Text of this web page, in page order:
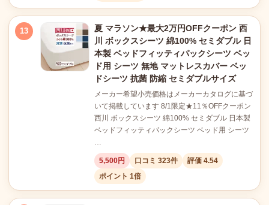
13
夏 マラソン★最大2万円OFFクーポン 西
川 ボックスシーツ 綿100% セミダブル 日
本製 ベッドフィッティパックシーツ ベッ
ド用 シーツ 無地 マットレスカバー ベッ
ドシーツ 抗菌 防縮 セミダブルサイズ
メーカー希望小売価格はメーカーカタログに基づ
いて掲載しています 8/1限定★11％OFFクーポン
西川 ボックスシーツ 綿100% セミダブル 日本製
ベッドフィッティパックシーツ ベッド用 シーツ
…
5,500円 口コミ 323件
評価 4.54
ポイント 1倍